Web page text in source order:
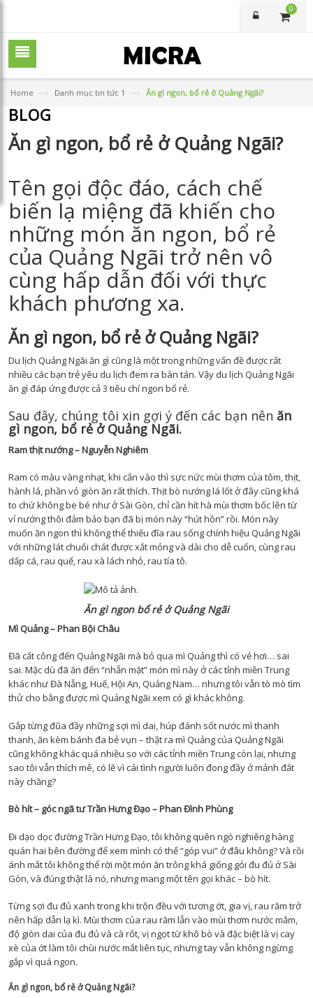
0
Home —› Danh mục tin tức 1 —› Ăn gì ngon, bổ rẻ ở Quảng Ngãi?
BLOG
Ăn gì ngon, bổ rẻ ở Quảng Ngãi?
Tên gọi độc đáo, cách chế
biến lạ miệng đã khiến cho
những món ăn ngon, bổ rẻ
của Quảng Ngãi trở nên vô
cùng hấp dẫn đối với thực
khách phương xa.
Ăn gì ngon, bổ rẻ ở Quảng Ngãi?
Du lịch Quảng Ngãi ăn gì cũng là một trong những vấn đề được rất
nhiều các bạn trẻ yêu du lịch đem ra bàn tán. Vậy du lịch Quảng Ngãi
ăn gì đáp ứng được cả 3 tiêu chí ngon bổ rẻ.
Sau đây, chúng tôi xin gợi ý đến các bạn nên ăn
gì ngon, bổ rẻ ở Quảng Ngãi.
Ram thịt nướng – Nguyễn Nghiêm
Ram có màu vàng nhạt, khi cắn vào thì sực nức mùi thơm của tôm, thịt,
hành lá, phần vỏ giòn ăn rất thích. Thịt bò nướng lá lốt ở đây cũng khá
to chứ không be bé như ở Sài Gòn, chỉ cần hít hà mùi thơm bốc lên từ
vỉ nướng thôi đảm bảo bạn đã bị món này “hút hồn” rồi. Món này
muốn ăn ngon thì không thể thiếu đĩa rau sống chính hiệu Quảng Ngãi
với những lát chuối chát được xắt mỏng và dài cho dễ cuốn, cùng rau
dấp cá, rau quế, rau xà lách nhỏ, rau tía tô.
Ăn gì ngon bổ rẻ ở Quảng Ngãi
Mì Quảng – Phan Bội Châu
Đã cất công đến Quảng Ngãi mà bỏ qua mì Quảng thì có vẻ hơi… sai
sai. Mặc dù đã ăn đến “nhẵn mặt” món mì này ở các tỉnh miền Trung
khác như Đà Nẵng, Huế, Hội An, Quảng Nam… nhưng tôi vẫn tò mò tìm
thử cho bằng được mì Quảng Ngãi xem có gì khác không.
Gắp từng đũa đầy những sợi mì dai, húp đánh sốt nước mì thanh
thanh, ăn kèm bánh đa bẻ vụn – thật ra mì Quảng của Quảng Ngãi
cũng không khác quá nhiều so với các tỉnh miền Trung còn lại, nhưng
sao tôi vẫn thích mê, có lẽ vì cái tình người luôn đong đầy ở mảnh đất
này chăng?
Bò hít – góc ngã tư Trần Hưng Đạo – Phan Đình Phùng
Đi dạo dọc đường Trần Hưng Đạo, tôi không quên ngó nghiêng hàng
quán hai bên đường để xem mình có thể “góp vui”ở đâu không? Và rồi
ánh mắt tôi không thể rời mộtmón ăn trông khá giống gỏi đu đủ ở Sài
Gòn, và đúng thật là nó, nhưng mang một tên gọi khác – bò hít.
Từng sợi đu đủ xanh trong khi trộn đều với tương ớt, gia vị, rau răm trở
nên hấp dẫn lạ kì. Mùi thơm của rau răm lẫn vào mùi thơm nước mắm,
độ giòn dai của đu đủ và cà rốt, vị ngọt từ khô bò và đặc biệt là vị cay
xè của ớt làm tôi chùi nước mắt liên tục, nhưng tay vẫn không ngừng
gắp vì quá ngon.
Ăn gì ngon, bổ rẻ ở Quảng Ngãi?